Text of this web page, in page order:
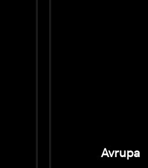
Avrupa